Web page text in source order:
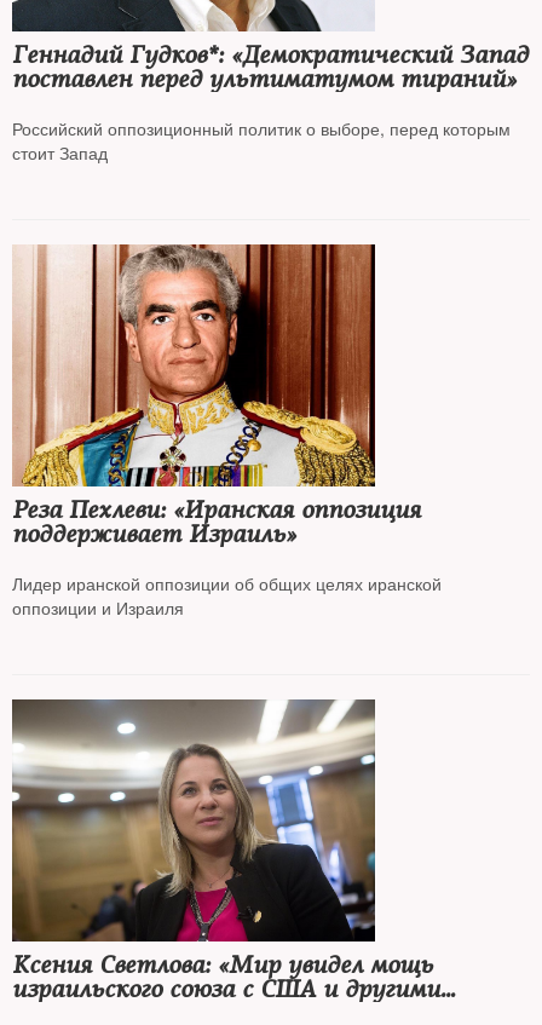
Геннадий Гудков*: «Демократический Запад
поставлен перед ультиматумом тираний»
Российский оппозиционный политик о выборе, перед которым
стоит Запад
Реза Пехлеви: «Иранская оппозиция
поддерживает Израиль»
Лидер иранской оппозиции об общих целях иранской
оппозиции и Израиля
Ксения Светлова: «Мир увидел мощь
израильского союза с США и другими